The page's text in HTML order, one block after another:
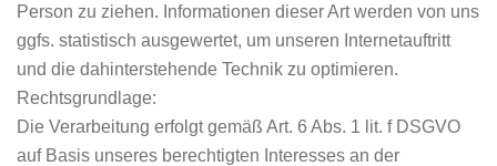
Person zu ziehen. Informationen dieser Art werden von uns
ggfs. statistisch ausgewertet, um unseren Internetauftritt
und die dahinterstehende Technik zu optimieren.
Rechtsgrundlage:
Die Verarbeitung erfolgt gemäß Art. 6 Abs. 1 lit. f DSGVO
auf Basis unseres berechtigten Interesses an der